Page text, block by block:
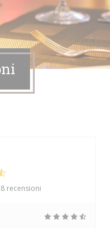
recensioni